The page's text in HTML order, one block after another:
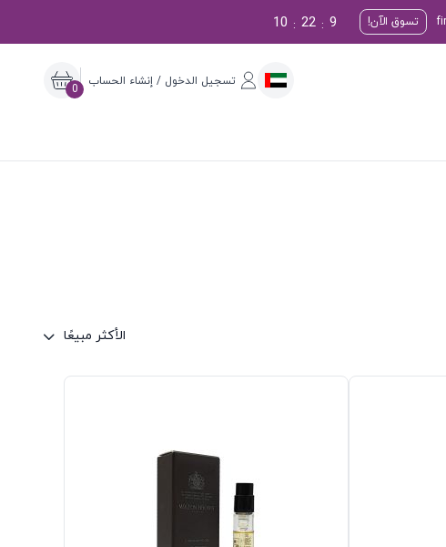
تسوق الآن! 8
:
22
:
10
تسجيل الدخول / إنشاء الحساب
0
الأكثر مبيعًا